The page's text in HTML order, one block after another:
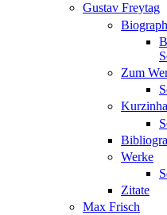
Gustav Freytag
Zum
Werke
Zitate
Max Frisch